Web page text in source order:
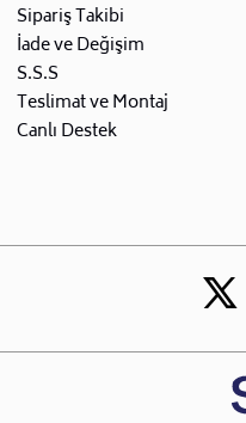
Sipariş Takibi
İade ve Değişim
S.S.S
Teslimat ve Montaj
Canlı Destek